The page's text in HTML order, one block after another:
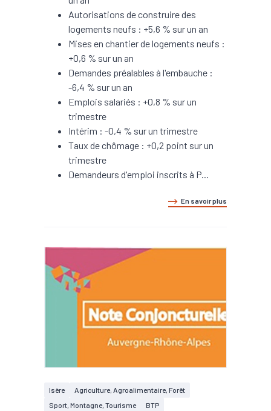
Autorisations de construire des
logements neufs : +5,6 % sur un an
Mises en chantier de logements neufs :
+0,6 % sur un an
Demandes préalables à l'embauche :
-6,4 % sur un an
Emplois salariés : +0,8 % sur un
trimestre
Intérim : -0,4 % sur un trimestre
Taux de chômage : +0,2 point sur un
trimestre
Demandeurs d'emploi inscrits à P...
En savoir plus
Isère
Agriculture, Agroalimentaire, Forêt
Sport, Montagne, Tourisme
BTP